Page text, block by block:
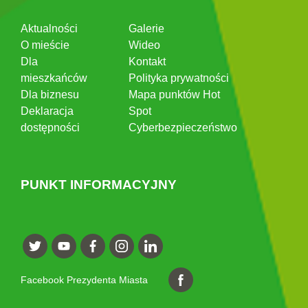
Aktualności
O mieście
Dla
mieszkańców
Dla biznesu
Deklaracja
dostępności
Galerie
Wideo
Kontakt
Polityka prywatności
Mapa punktów Hot
Spot
Cyberbezpieczeństwo
PUNKT INFORMACYJNY
Facebook Prezydenta Miasta